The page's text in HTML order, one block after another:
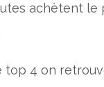
achètent le
top 4 on